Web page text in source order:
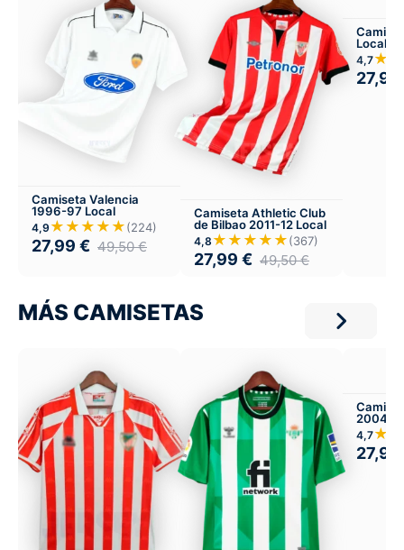
Camiseta Valencia
1996-97 Local
4,9 ★★★★★(224)
27,99 € 49,50€
Camiseta Athletic Club
de Bilbao 2011-12 Local
4,8 ★★★★★(367)
27,99 € 49,50€
Local
4,7
27,99
MÁS CAMISETAS
2004-
4,7
27,99